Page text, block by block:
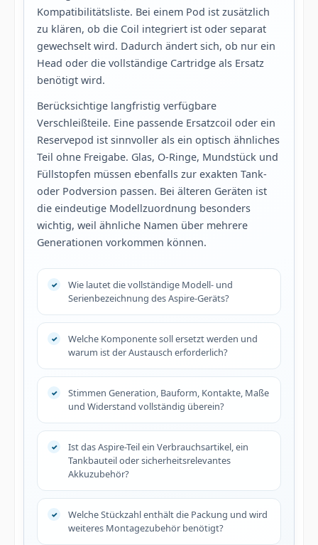
Kompatibilitätsliste. Bei einem Pod ist zusätzlich
zu klären, ob die Coil integriert ist oder separat
gewechselt wird. Dadurch ändert sich, ob nur ein
Head oder die vollständige Cartridge als Ersatz
benötigt wird.
Berücksichtige langfristig verfügbare
Verschleißteile. Eine passende Ersatzcoil oder ein
Reservepod ist sinnvoller als ein optisch ähnliches
Teil ohne Freigabe. Glas, O-Ringe, Mundstück und
Füllstopfen müssen ebenfalls zur exakten Tank-
oder Podversion passen. Bei älteren Geräten ist
die eindeutige Modellzuordnung besonders
wichtig, weil ähnliche Namen über mehrere
Generationen vorkommen können.
Wie lautet die vollständige Modell- und
Serienbezeichnung des Aspire-Geräts?
Welche Komponente soll ersetzt werden und
warum ist der Austausch erforderlich?
Stimmen Generation, Bauform, Kontakte, Maße
und Widerstand vollständig überein?
Ist das Aspire-Teil ein Verbrauchsartikel, ein
Tankbauteil oder sicherheitsrelevantes
Akkuzubehör?
Welche Stückzahl enthält die Packung und wird
weiteres Montagezubehör benötigt?